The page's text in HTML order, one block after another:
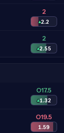
2
▴2.2
2
▴2.55
O17.5
▴1.32
O19.5
1.59